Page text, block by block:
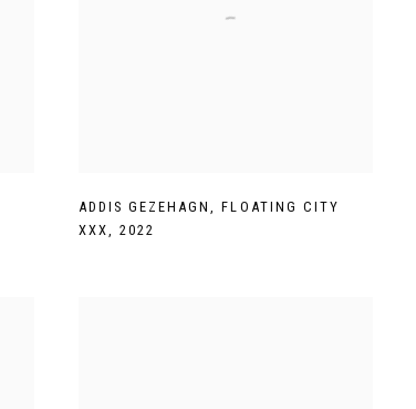
ADDIS GEZEHAGN,FLOATING CITY
XXX,2022